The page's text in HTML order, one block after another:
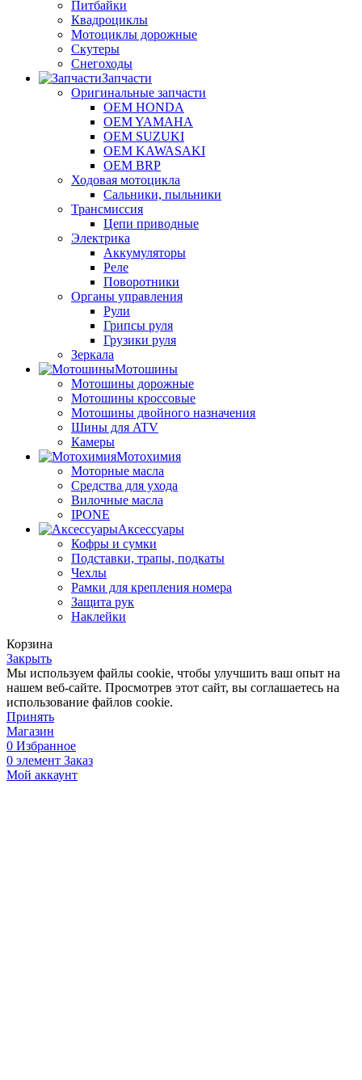
Питбайки
Квадроциклы
Мотоциклы дорожные
Скутеры
Снегоходы
Запчасти
Оригинальные запчасти
OEM HONDA
OEM YAMAHA
OEM SUZUKI
OEM KAWASAKI
OEM BRP
Ходовая мотоцикла
Сальники, пыльники
Трансмиссия
Цепи приводные
Электрика
Аккумуляторы
Реле
Поворотники
Органы управления
Рули
Грипсы руля
Грузики руля
Зеркала
Мотошины
Мотошины дорожные
Мотошины кроссовые
Мотошины двойного назначения
Шины для ATV
Камеры
Мотохимия
Моторные масла
Средства для ухода
Вилочные масла
IPONE
Аксессуары
Кофры и сумки
Подставки, трапы, подкаты
Чехлы
Рамки для крепления номера
Защита рук
Наклейки
Корзина
Закрыть
Мы используем файлы cookie, чтобы улучшить ваш опыт на
нашем веб-сайте. Просмотрев этот сайт, вы соглашаетесь на
использование файлов cookie.
Принять
Магазин
0 Избранное
0 элемент Заказ
Мой аккаунт